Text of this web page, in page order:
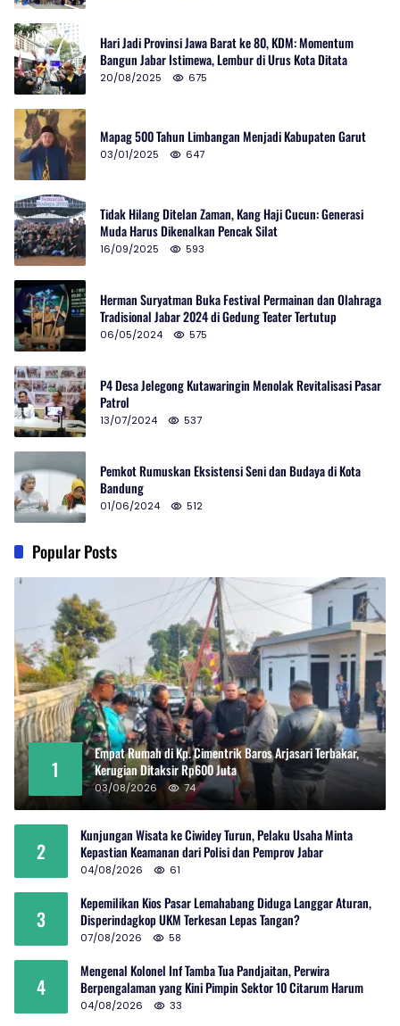
Hari Jadi Provinsi Jawa Barat ke 80, KDM: Momentum
Bangun Jabar Istimewa, Lembur di Urus Kota Ditata
20/08/2025 675
Mapag 500 Tahun Limbangan Menjadi Kabupaten Garut
03/01/2025 647
Tidak Hilang Ditelan Zaman, Kang Haji Cucun: Generasi
Muda Harus Dikenalkan Pencak Silat
16/09/2025 593
Herman Suryatman Buka Festival Permainan dan Olahraga
Tradisional Jabar 2024 di Gedung Teater Tertutup
06/05/2024 575
P4 Desa Jelegong Kutawaringin Menolak Revitalisasi Pasar
Patrol
13/07/2024 537
Pemkot Rumuskan Eksistensi Seni dan Budaya di Kota
Bandung
01/06/2024 512
Popular Posts
1
Empat Rumah di Kp. Cimentrik Baros Arjasari Terbakar,
Kerugian Ditaksir Rp600 Juta
03/08/2026 74
2
Kunjungan Wisata ke Ciwidey Turun, Pelaku Usaha Minta
Kepastian Keamanan dari Polisi dan Pemprov Jabar
04/08/2026 61
3
Kepemilikan Kios Pasar Lemahabang Diduga Langgar Aturan,
Disperindagkop UKM Terkesan Lepas Tangan?
07/08/2026 58
4
Mengenal Kolonel Inf Tamba Tua Pandjaitan, Perwira
Berpengalaman yang Kini Pimpin Sektor 10 Citarum Harum
04/08/2026 33